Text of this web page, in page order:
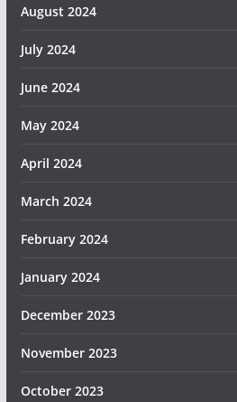
August 2024
July 2024
June 2024
May 2024
April 2024
March 2024
February 2024
January 2024
December 2023
November 2023
October 2023